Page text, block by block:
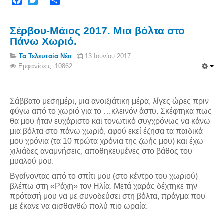
Σέρβου-Μάιος 2017. Μια βόλτα στο
Πάνω Χωριό.
Τα Τελευταία Νέα
13 Ιουνίου 2017
Εμφανίσεις: 10862
Σάββατο μεσημέρι, μια ανοιξιάτικη μέρα, λίγες ώρες πριν
φύγω από το χωριό για το …κλεινόν άστυ. Σκέφτηκα πως
θα μου ήταν ευχάριστο και τονωτικό συγχρόνως να κάνω
μια βόλτα στο πάνω χωριό, αφού εκεί έζησα τα παιδικά
μου χρόνια (τα 10 πρώτα χρόνια της ζωής μου) και έχω
χιλιάδες αναμνήσεις, αποθηκευμένες στο βάθος του
μυαλού μου.
Βγαίνοντας από το σπίτι μου (στο κέντρο του χωριού)
βλέπω στη «Ράχη» τον Ηλία. Μετά χαράς δέχτηκε την
πρότασή μου να με συνοδεύσει στη βόλτα, πράγμα που
με έκανε να αισθανθώ πολύ πιο ωραία.